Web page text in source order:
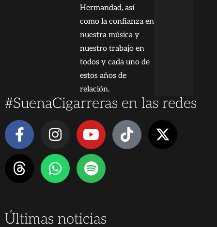
Hermandad, así
como la confianza en
nuestra música y
nuestro trabajo en
todos y cada uno de
estos años de
relación.
#SuenaCigarreras en las redes
Últimas noticias